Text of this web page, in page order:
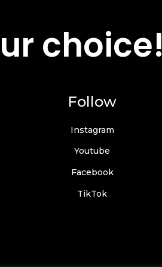
choice!
Follow
Instagram
Youtube
Facebook
TikTok